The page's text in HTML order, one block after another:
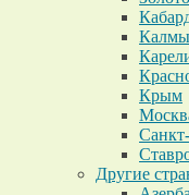
Крым
Другие